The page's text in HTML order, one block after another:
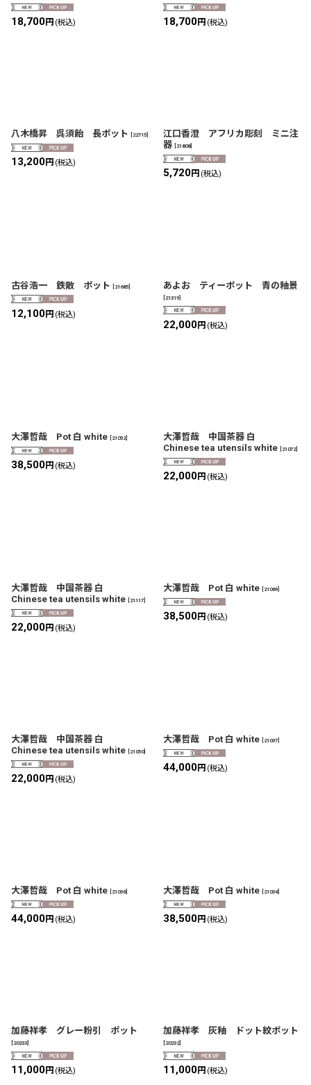
18,700円 (税込) 18,700円 (税込)
八木橋昇 呉須飴 長ポット 22715
13,200円 (税込)
江口香澄 アフリカ彫刻 ミニ注
器
21808]
5,720円 (税込)
古谷浩一 鉄散 ポット [21685]
12,100円 (税込)
あよお ティーポット 青の釉景
[21319]
22,000円 (税込)
大澤哲哉 Pot 白 white 21052]
38,500円 (税込)
大澤哲哉 中国茶器 白
Chinese tea utensils white
21072]
22,000円 (税込)
大澤哲哉 中国茶器 白
Chinese tea utensils white
21117
22,000円 (税込)
大澤哲哉 Pot 白 white 21069
38,500円 (税込)
大澤哲哉 中国茶器 白
Chinese tea utensils white
21050]
22,000円 (税込)
大澤哲哉 Pot 白 white 21037
44,000円 (税込)
大澤哲哉 Pot 白 white 21036]
44,000円 (税込)
大澤哲哉 Pot 白 white 21034]
38,500円 (税込)
加藤祥孝 グレー粉引 ポット
20233
11,000円 (税込)
加藤祥孝 灰釉 ドット紋ポット
20232]
11,000円 (税込)